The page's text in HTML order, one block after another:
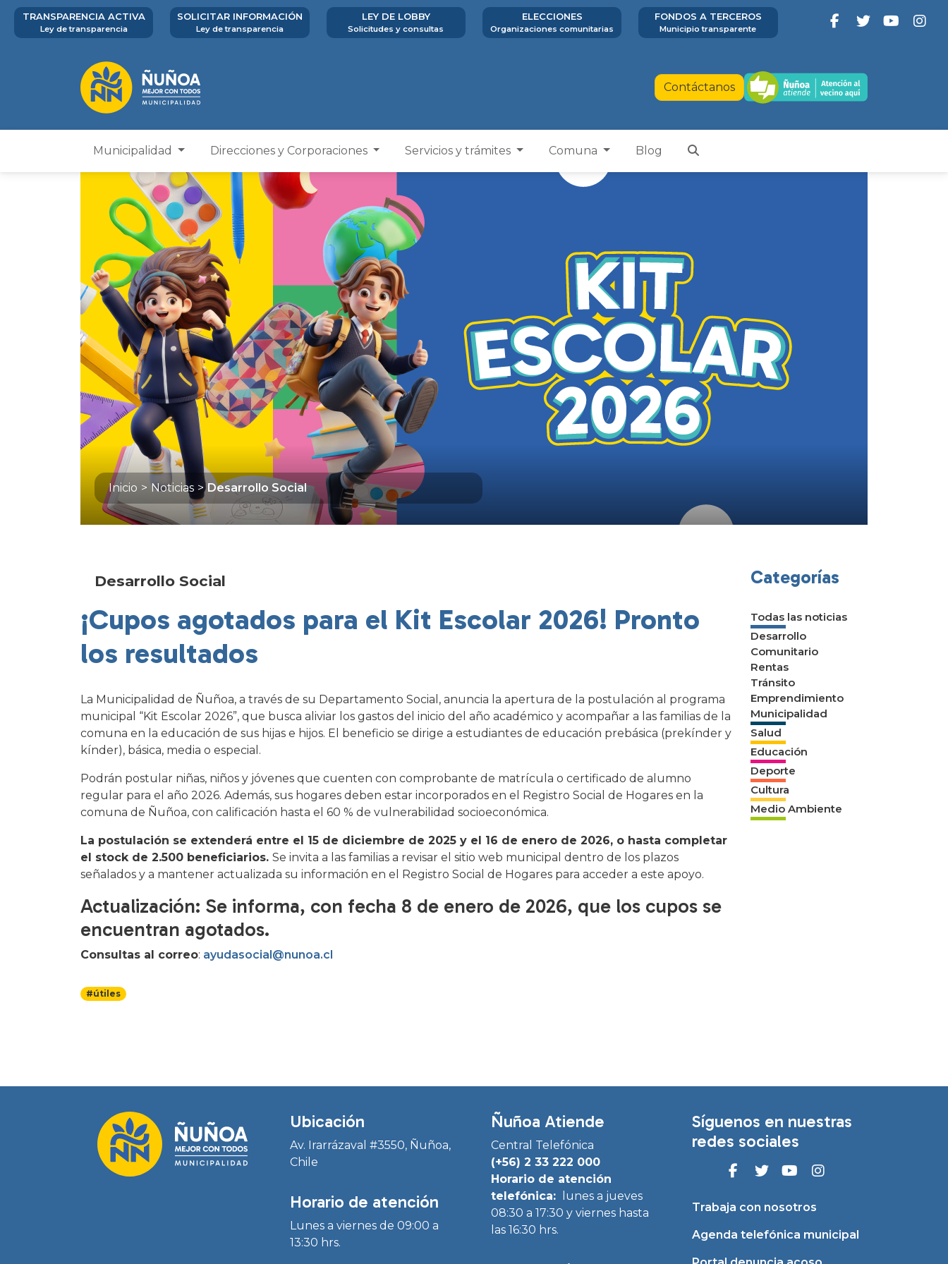
TRANSPARENCIA ACTIVA
Ley de transparencia
SOLICITAR INFORMACIÓN
Ley de transparencia
LEY DE LOBBY
Solicitudes y consultas
ELECCIONES
Organizaciones comunitarias
FONDOS A TERCEROS
Municipio transparente
Contáctanos
Municipalidad Direcciones y Corporaciones Servicios y trámites Comuna Blog
Inicio > Noticias > Desarrollo Social
Desarrollo Social
¡Cupos agotados para el Kit Escolar 2026! Pronto
los resultados
La Municipalidad de Ñuñoa, a través de su Departamento Social, anuncia la apertura de la postulación al programa
municipal “Kit Escolar 2026”, que busca aliviar los gastos del inicio del año académico y acompañar a las familias de la
comuna en la educación de sus hijas e hijos. El beneficio se dirige a estudiantes de educación prebásica (prekínder y
kínder), básica, media o especial.
Podrán postular niñas, niños y jóvenes que cuenten con comprobante de matrícula o certificado de alumno
regular para el año 2026. Además, sus hogares deben estar incorporados en el Registro Social de Hogares en la
comuna de Ñuñoa, con calificación hasta el 60 % de vulnerabilidad socioeconómica.
La postulación se extenderá entre el 15 de diciembre de 2025 y el 16 de enero de 2026, o hasta completar
el stock de 2.500 beneficiarios. Se invita a las familias a revisar el sitio web municipal dentro de los plazos
señalados y a mantener actualizada su información en el Registro Social de Hogares para acceder a este apoyo.
Actualización: Se informa, con fecha 8 de enero de 2026, que los cupos se
encuentran agotados.
Consultas al correo: ayudasocial@nunoa.cl
#útiles
Categorías
Todas las noticias
Desarrollo
Comunitario
Rentas
Tránsito
Emprendimiento
Municipalidad
Salud
Educación
Deporte
Cultura
Medio Ambiente
Ubicación
Av. Irarrázaval #3550, Ñuñoa,
Chile
Horario de atención
Lunes a viernes de 09:00 a
13:30 hrs.
Ñuñoa Atiende
Central Telefónica
(+56) 2 33 222 000
Horario de atención
telefónica:
lunes a jueves
08:30 a 17:30 y viernes hasta
las 16:30 hrs.
Síguenos en nuestras
redes sociales
Trabaja con nosotros
Agenda telefónica municipal